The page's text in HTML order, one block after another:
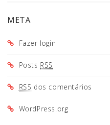
META
Fazer login
Posts RSS
RSS dos comentários
WordPress.org